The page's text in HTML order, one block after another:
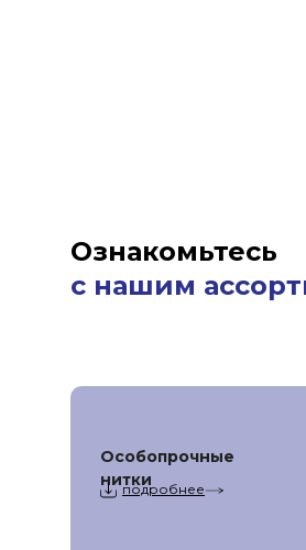
Ознакомьтесь
с нашим
Особопрочные
нитки
подробнее